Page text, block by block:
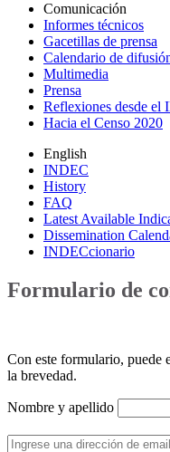
Comunicación
Informes técnicos
Gacetillas de prensa
Calendario de
Multimedia
Prensa
Reflexiones desde el
Hacia el Censo 2020
English
INDEC
History
FAQ
Latest Available
Dissemination
INDECcionario
Formulario de
Con este formulario, puede
la brevedad.
Nombre y apellido